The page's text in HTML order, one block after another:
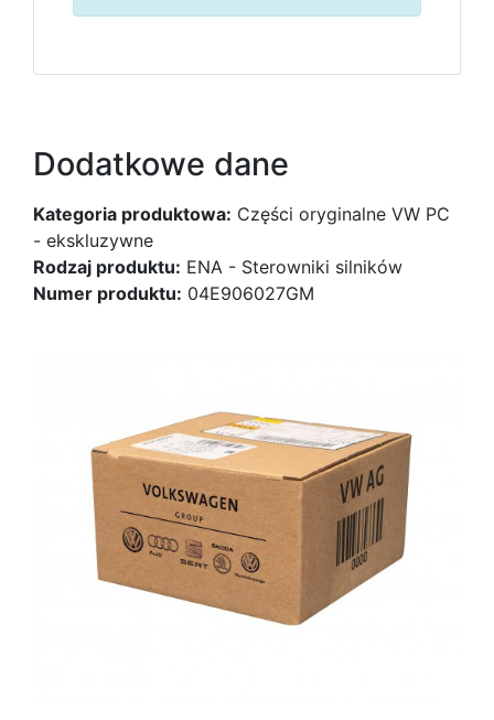
Dodatkowe dane
Kategoria produktowa: Części oryginalne VW PC
- ekskluzywne
Rodzaj produktu: ENA - Sterowniki silników
Numer produktu: 04E906027GM